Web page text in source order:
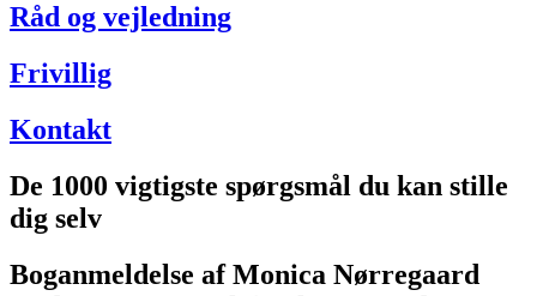
Råd og vejledning
Frivillig
Kontakt
De 1000 vigtigste spørgsmål du kan stille
dig selv
Boganmeldelse af Monica Nørregaard